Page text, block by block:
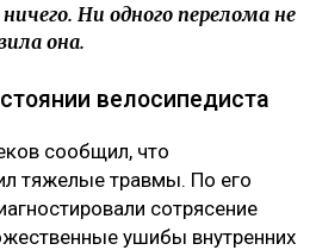
Ни одного перелома не
она.
велосипедиста
сообщил, что
тяжелые травмы. По его
сотрясение
ушибы внутренних